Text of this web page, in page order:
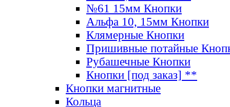
№61 15мм Кнопки
Альфа 10, 15мм Кнопки
Клямерные Кнопки
Пришивные потайные
Рубашечные Кнопки
Кнопки [под заказ] **
Кнопки магнитные
Кольца